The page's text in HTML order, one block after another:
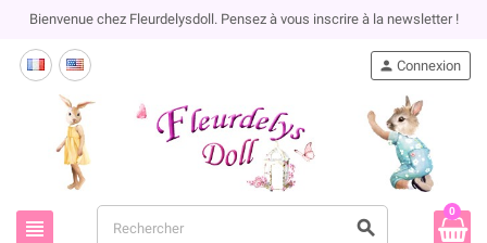
Bienvenue chez Fleurdelysdoll. Pensez à vous inscrire à la newsletter !
view_headline search
person Connexion
0